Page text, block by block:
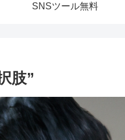
SNSツール無料
肢”